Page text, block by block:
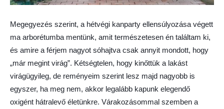
Megegyezés szerint, a hétvégi kanparty ellensúlyozása végett
ma arborétumba mentünk, amit természetesen én találtam ki,
és amire a férjem nagyot sóhajtva csak annyit mondott, hogy
„már megint virág”. Kétségtelen, hogy kinőttük a lakást
virágügyileg, de reményeim szerint lesz majd nagyobb is
egyszer, ha meg nem, akkor legalább kapunk elegendő
oxigént hátralevő életünkre. Várakozásommal szemben a